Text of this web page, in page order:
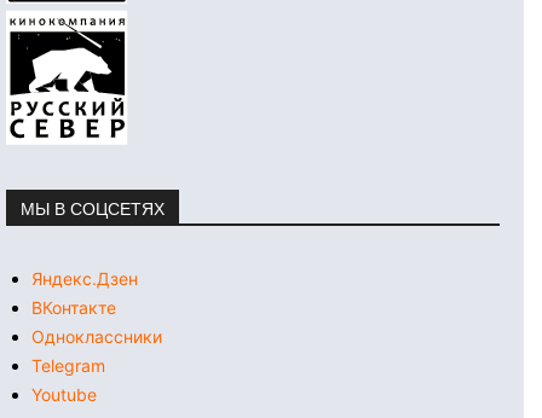
МЫ В СОЦСЕТЯХ
Яндекс.Дзен
ВКонтакте
Одноклассники
Telegram
Youtube